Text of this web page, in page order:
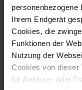
personenbezogene
Ihrem Endgerät
Cookies, die
Funktionen der
Nutzung der
Cookies von dieser
für Analyse- oder
puis remplis par
Mais les
souvent des joints
facile à déterminer.
simplement un joint
problème.